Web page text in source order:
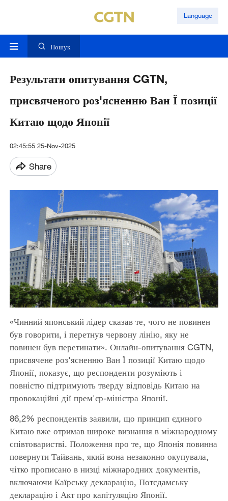
Language
Пошук
Результати опитування CGTN,
присвяченого роз'ясненню Ван Ї позиції
Китаю щодо Японії
02:45:55 25-Nov-2025
Share
«Чинний японський лідер сказав те, чого не повинен
був говорити, і перетнув червону лінію, яку не
повинен був перетинати». Онлайн-опитування CGTN,
присвячене роз'ясненню Ван Ї позиції Китаю щодо
Японії, показує, що респонденти розуміють і
повністю підтримують тверду відповідь Китаю на
провокаційні дії прем'єр-міністра Японії.
86,2% респондентів заявили, що принцип єдиного
Китаю вже отримав широке визнання в міжнародному
співтоваристві. Положення про те, що Японія повинна
повернути Тайвань, який вона незаконно окупувала,
чітко прописано в низці міжнародних документів,
включаючи Каїрську декларацію, Потсдамську
декларацію і Акт про капітуляцію Японії.